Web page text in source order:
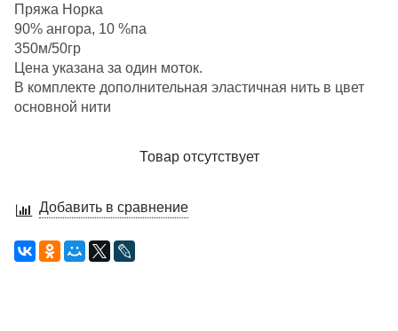
Пряжа Норка
90% ангора, 10 %па
350м/50гр
Цена указана за один моток.
В комплекте дополнительная эластичная нить в цвет
основной нити
Товар отсутствует
Добавить в сравнение